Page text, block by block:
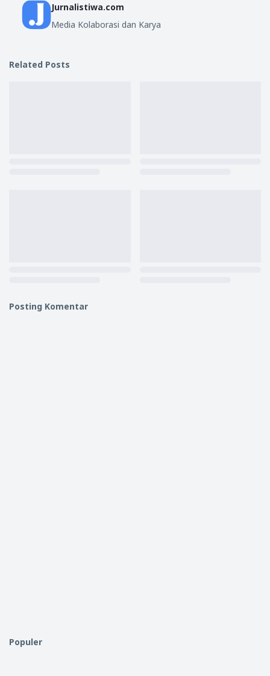
Jurnalistiwa.com
Media Kolaborasi dan Karya
Related Posts
Posting Komentar
Populer